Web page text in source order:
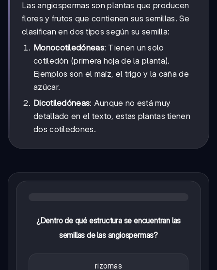
Las angiospermas son plantas que producen
flores y frutos que contienen sus semillas. Se
clasifican en dos tipos según su semilla:
Monocotiledóneas: Tienen un solo
cotiledón (primera hoja de la planta).
Ejemplos son el maíz, el trigo y la caña de
azúcar.
Dicotiledóneas: Aunque no está muy
detallado en el texto, estas plantas tienen
dos cotiledones.
¿Dentro de qué estructura se encuentran las
semillas de las angiospermas?
rizomas